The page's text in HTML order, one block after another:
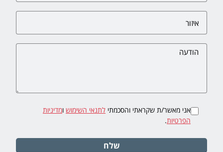
אני מאשר/ת שקראתי והסכמתי לתנאי השימוש ומדיניות
הפרטיות.
שלח